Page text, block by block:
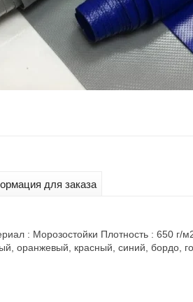
для заказа
: Морозостойки Плотность : 650
оранжевый, красный, синий, бордо,